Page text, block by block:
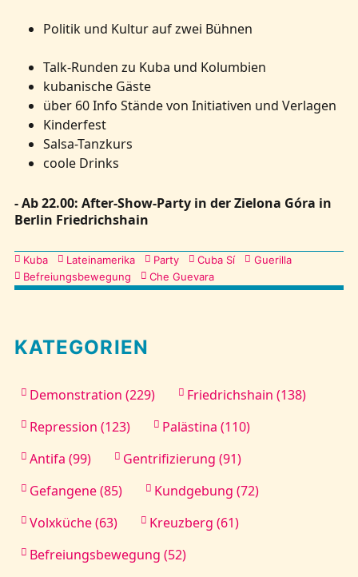
Politik und Kultur auf zwei Bühnen
Talk-Runden zu Kuba und Kolumbien
kubanische Gäste
über 60 Info Stände von Initiativen und Verlagen
Kinderfest
Salsa-Tanzkurs
coole Drinks
- Ab 22.00: After-Show-Party in der Zielona Góra in
Berlin Friedrichshain
Kategorien
Kuba Lateinamerika Party Cuba Sí
Guerilla
Befreiungsbewegung
Che Guevara
KATEGORIEN
Demonstration (229)
Friedrichshain (138)
Repression (123)
Palästina (110)
Antifa (99)
Gentrifizierung (91)
Gefangene (85)
Kundgebung (72)
Volxküche (63)
Kreuzberg (61)
Befreiungsbewegung (52)